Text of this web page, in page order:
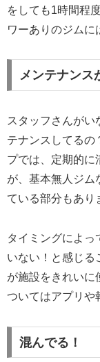
をしても1時間程
ワーありのジムに
メンテナンス
スタッフさんがい
テナンスしてるの
プでは、定期的に
が、基本無人ジム
ている部分もあり
タイミングによっ
いない！と感じる
が施設をきれいに
ついてはアプリや
混んでる！